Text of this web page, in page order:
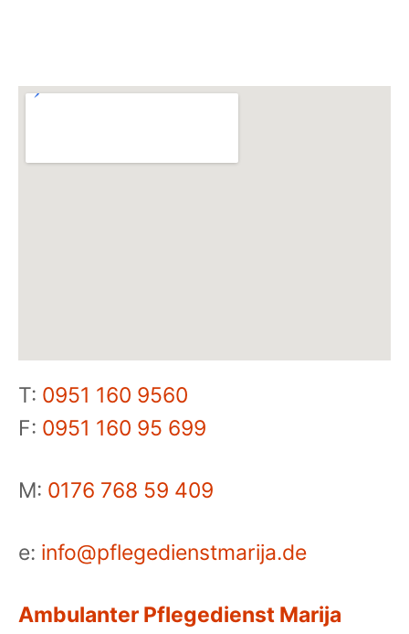
T: 0951 160 9560
F: 0951 160 95 699
M: 0176 768 59 409
e: info@pflegedienstmarija.de
Ambulanter Pflegedienst Marija